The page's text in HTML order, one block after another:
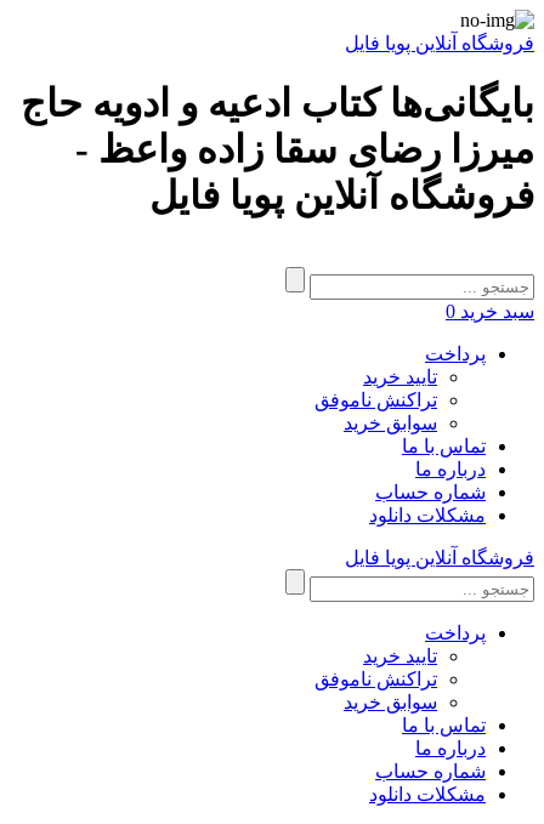
فروشگاه آنلاین پویا فایل
بایگانی‌ها کتاب ادعیه و ادویه حاج
میرزا رضای سقا زاده واعظ -
فروشگاه آنلاین پویا فایل
سبد خرید 0
پرداخت
تایید خرید
تراکنش ناموفق
سوابق خرید
تماس با ما
درباره ما
شماره حساب
مشکلات دانلود
فروشگاه آنلاین پویا فایل
پرداخت
تایید خرید
تراکنش ناموفق
سوابق خرید
تماس با ما
درباره ما
شماره حساب
مشکلات دانلود